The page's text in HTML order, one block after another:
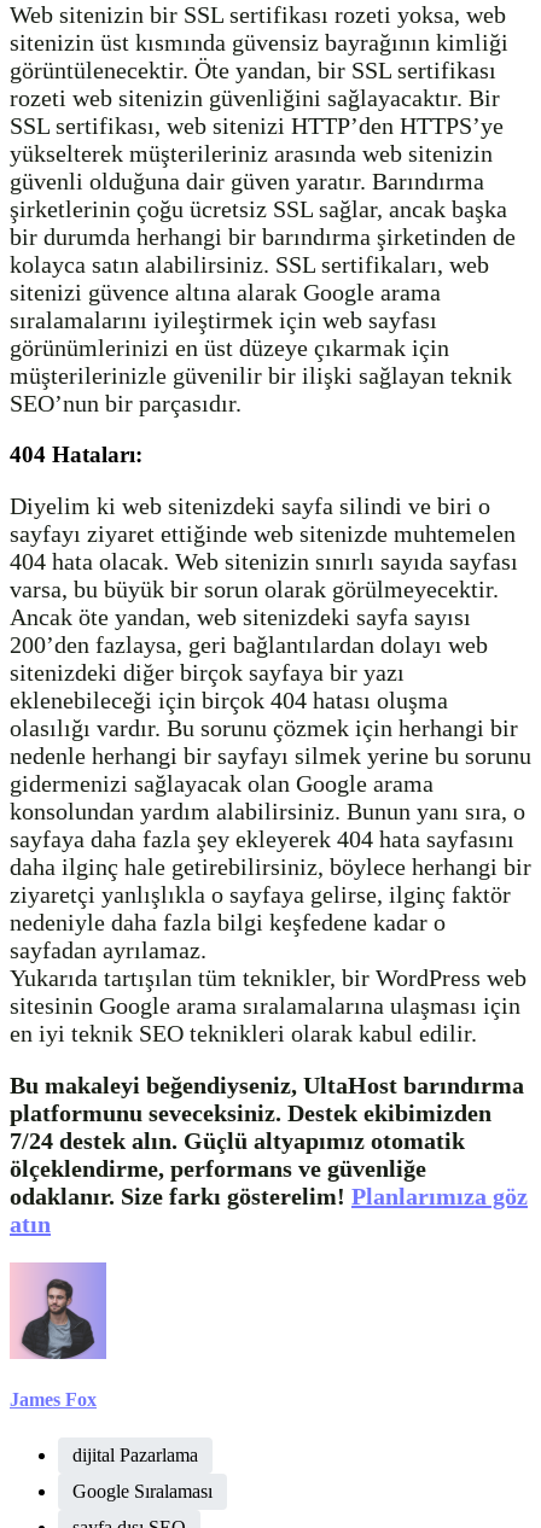
Web sitenizin bir SSL sertifikası rozeti yoksa, web
sitenizin üst kısmında güvensiz bayrağının kimliği
görüntülenecektir. Öte yandan, bir SSL sertifikası
rozeti web sitenizin güvenliğini sağlayacaktır. Bir
SSL sertifikası, web sitenizi HTTP’den HTTPS’ye
yükselterek müşterileriniz arasında web sitenizin
güvenli olduğuna dair güven yaratır. Barındırma
şirketlerinin çoğu ücretsiz SSL sağlar, ancak başka
bir durumda herhangi bir barındırma şirketinden de
kolayca satın alabilirsiniz. SSL sertifikaları, web
sitenizi güvence altına alarak Google arama
sıralamalarını iyileştirmek için web sayfası
görünümlerinizi en üst düzeye çıkarmak için
müşterilerinizle güvenilir bir ilişki sağlayan teknik
SEO’nun bir parçasıdır.
404 Hataları:
Diyelim ki web sitenizdeki sayfa silindi ve biri o
sayfayı ziyaret ettiğinde web sitenizde muhtemelen
404 hata olacak. Web sitenizin sınırlı sayıda sayfası
varsa, bu büyük bir sorun olarak görülmeyecektir.
Ancak öte yandan, web sitenizdeki sayfa sayısı
200’den fazlaysa, geri bağlantılardan dolayı web
sitenizdeki diğer birçok sayfaya bir yazı
eklenebileceği için birçok 404 hatası oluşma
olasılığı vardır. Bu sorunu çözmek için herhangi bir
nedenle herhangi bir sayfayı silmek yerine bu sorunu
gidermenizi sağlayacak olan Google arama
konsolundan yardım alabilirsiniz. Bunun yanı sıra, o
sayfaya daha fazla şey ekleyerek 404 hata sayfasını
daha ilginç hale getirebilirsiniz, böylece herhangi bir
ziyaretçi yanlışlıkla o sayfaya gelirse, ilginç faktör
nedeniyle daha fazla bilgi keşfedene kadar o
sayfadan ayrılamaz.
Yukarıda tartışılan tüm teknikler, bir WordPress web
sitesinin Google arama sıralamalarına ulaşması için
en iyi teknik SEO teknikleri olarak kabul edilir.
Bu makaleyi beğendiyseniz, UltaHost barındırma
platformunu seveceksiniz. Destek ekibimizden
7/24 destek alın. Güçlü altyapımız otomatik
ölçeklendirme, performans ve güvenliğe
odaklanır. Size farkı gösterelim! Planlarımıza göz
atın
James Fox
dijital Pazarlama
Google Sıralaması